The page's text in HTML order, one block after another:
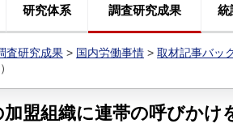
研究体系 調査研究成果 統
査研究成果 > 国内労働事情 > 取材記事バッ
盟組織に連帯の呼びかけ